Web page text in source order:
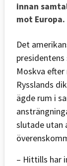
innan
mot Europa.
Det
Moskva
Rysslands
ägde rum i
slutade utan
– Hittills har